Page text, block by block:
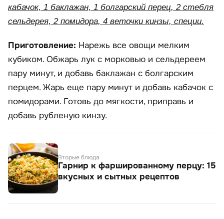
кабачок, 1 баклажан, 1 болгарский перец, 2 стебля
сельдерея, 2 помидора, 4 веточки кинзы, специи.
Приготовление: Нарежь все овощи мелким
кубиком. Обжарь лук с морковью и сельдереем
пару минут, и добавь баклажан с болгарским
перцем. Жарь еще пару минут и добавь кабачок с
помидорами. Готовь до мягкости, приправь и
добавь рубленую кинзу.
Вторые блюда
Гарнир к фаршированному перцу: 15
вкусных и сытных рецептов